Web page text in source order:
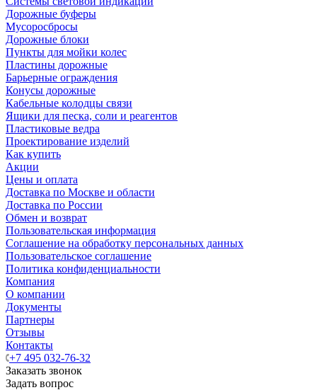
Дорожные буферы
Мусоросбросы
Дорожные блоки
Пункты для мойки колес
Пластины дорожные
Барьерные ограждения
Конусы дорожные
Кабельные колодцы связи
Ящики для песка, соли и реагентов
Пластиковые ведра
Проектирование изделий
Как купить
Акции
Цены и оплата
Доставка по Москве и области
Доставка по России
Обмен и возврат
Пользовательская информация
Соглашение на обработку персональных данных
Пользовательское соглашение
Политика конфиденциальности
Компания
О компании
Документы
Партнеры
Отзывы
Контакты
+7 495 032-76-32
Заказать звонок
Задать вопрос